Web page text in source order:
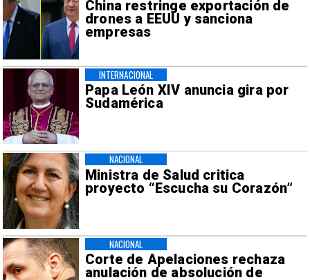
China restringe exportación de
drones a EEUU y sanciona
empresas
Papa León XIV anuncia gira por
Sudamérica
INTERNACIONAL
Ministra de Salud critica
proyecto “Escucha su Corazón”
NACIONAL
Corte de Apelaciones rechaza
anulación de absolución de
NACIONAL